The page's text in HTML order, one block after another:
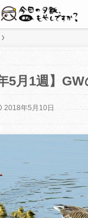
5月1週】
2018年5月10日